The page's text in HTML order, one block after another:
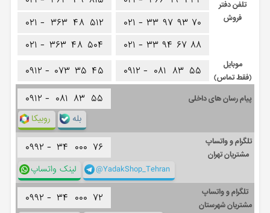
تلفن دفتر
فروش
۰۲۱ - ۳۳ ۹۷ ۹۳ ۷۰
۰۲۱ - ۳۳ ۹۴ ۶۷ ۸۸
۰۲۱ - ۳۶۳ ۴۸ ۵۱۲
۰۲۱ - ۳۶۳ ۴۸ ۵۰۴
موبایل
(فقط تماس)
۰۹۱۲ - ۰۸۱ ۸۳ ۵۵ ۰۹۱۲ - ۰۷۳ ۳۵ ۴۵
پیام رسان های داخلی ۰۹۱۲ - ۰۸۱ ۸۳ ۵۵
روبیکا بله
تلگرام و واتساپ
مشتریان تهران
۰۹۹۲ - ۳۴ ۰۰۰ ۷۶
لینک واتساپ @YadakShop_Tehran
تلگرام و واتساپ
مشتریان شهرستان
۰۹۹۲ - ۳۴ ۰۰۰ ۷۲